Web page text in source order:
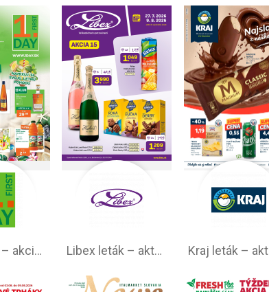
1day leták – akciová ponuka Libex leták –⁠ aktuálny týždeň